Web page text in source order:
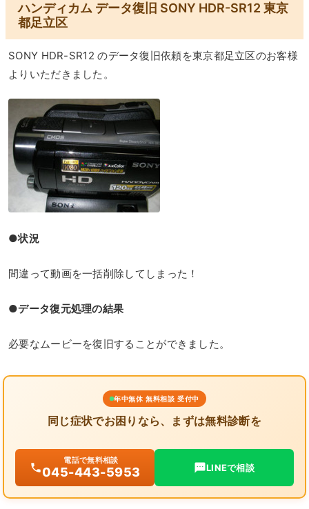
ハンディカム データ復旧 SONY HDR-SR12 東京
都足立区
SONY HDR-SR12 のデータ復旧依頼を東京都足立区のお客様
よりいただきました。
●状況
間違って動画を一括削除してしまった！
●データ復元処理の結果
必要なムービーを復旧することができました。
年中無休 無料相談 受付中
同じ症状でお困りなら、まずは無料診断を
電話で無料相談
045-443-5953 LINEで相談